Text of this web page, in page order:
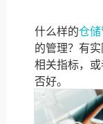
什么样的仓
的管理？有
相关指标，
否好。